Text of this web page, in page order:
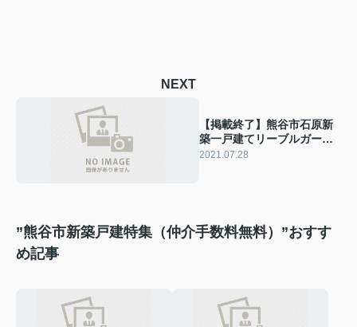
NEXT
【掲載終了】熊谷市石原新
築一戸建てリーブルガーデ
ン全4棟
2021.07.28
”熊谷市新築戸建特集（仲介手数料無料）”おすす
め記事